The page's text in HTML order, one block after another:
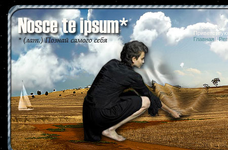
08.08.2026
Главная |